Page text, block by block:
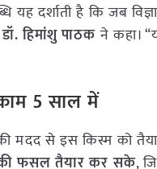
यह दर्शाती है कि जब
डॉ. हिमांशु पाठकने कहा।
5 साल में
मदद से इस किस्म को
फसल तैयार कर सके,